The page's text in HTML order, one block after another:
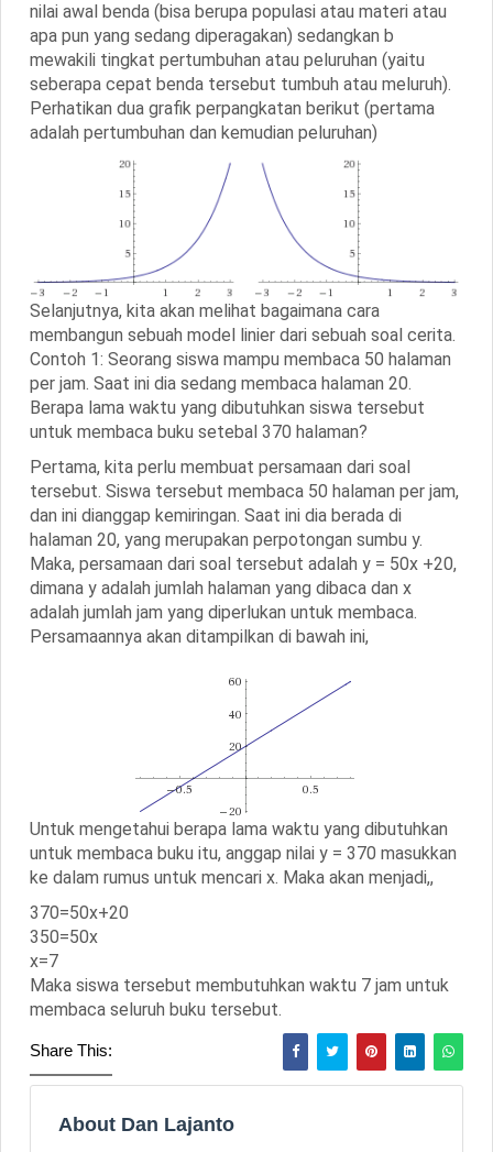
nilai awal benda (bisa berupa populasi atau materi atau
apa pun yang sedang diperagakan) sedangkan b
mewakili tingkat pertumbuhan atau peluruhan (yaitu
seberapa cepat benda tersebut tumbuh atau meluruh).
Perhatikan dua grafik perpangkatan berikut (pertama
adalah pertumbuhan dan kemudian peluruhan)
Selanjutnya, kita akan melihat bagaimana cara
membangun sebuah model linier dari sebuah soal cerita.
Contoh 1: Seorang siswa mampu membaca 50 halaman
per jam. Saat ini dia sedang membaca halaman 20.
Berapa lama waktu yang dibutuhkan siswa tersebut
untuk membaca buku setebal 370 halaman?
Pertama, kita perlu membuat persamaan dari soal
tersebut. Siswa tersebut membaca 50 halaman per jam,
dan ini dianggap kemiringan. Saat ini dia berada di
halaman 20, yang merupakan perpotongan sumbu y.
Maka, persamaan dari soal tersebut adalah y = 50x +20,
dimana y adalah jumlah halaman yang dibaca dan x
adalah jumlah jam yang diperlukan untuk membaca.
Persamaannya akan ditampilkan di bawah ini,
Untuk mengetahui berapa lama waktu yang dibutuhkan
untuk membaca buku itu, anggap nilai y = 370 masukkan
ke dalam rumus untuk mencari x. Maka akan menjadi,,
370=50x+20
350=50x
x=7
Maka siswa tersebut membutuhkan waktu 7 jam untuk
membaca seluruh buku tersebut.
Share This:
About Dan Lajanto